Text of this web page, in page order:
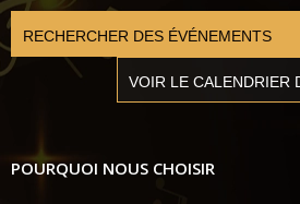
POURQUOI NOUS CHOISIR